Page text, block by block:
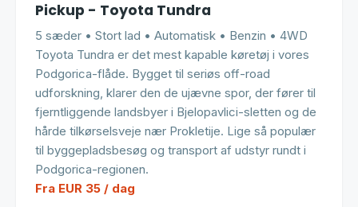
Pickup - Toyota Tundra
5 sæder • Stort lad • Automatisk • Benzin • 4WD
Toyota Tundra er det mest kapable køretøj i vores
Podgorica-flåde. Bygget til seriøs off-road
udforskning, klarer den de ujævne spor, der fører til
fjerntliggende landsbyer i Bjelopavlici-sletten og de
hårde tilkørselsveje nær Prokletije. Lige så populær
til byggepladsbesøg og transport af udstyr rundt i
Podgorica-regionen.
Fra EUR 35 / dag